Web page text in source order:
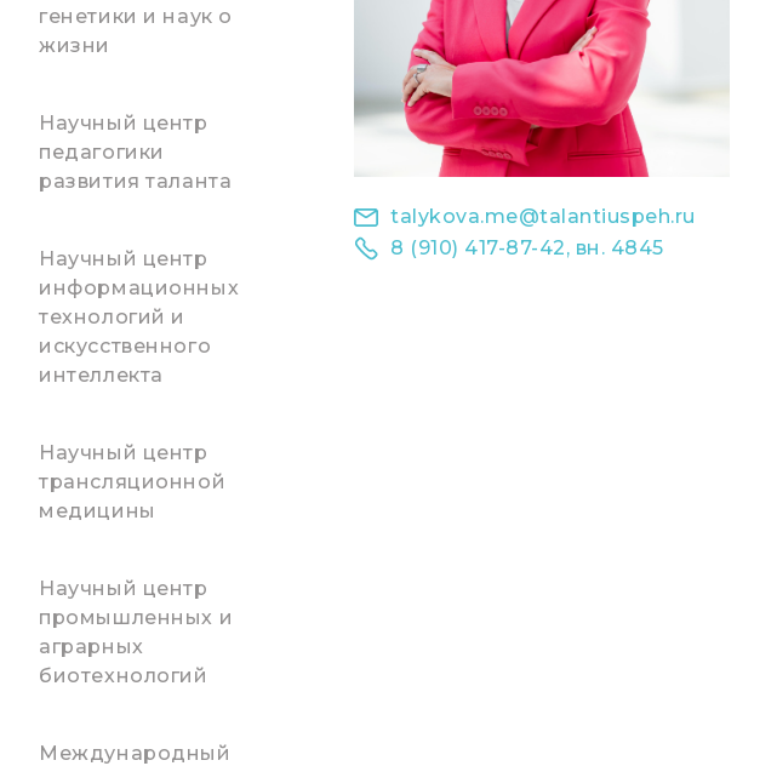
генетики и наук о
жизни
Научный центр
педагогики
развития таланта
Научный центр
информационных
технологий и
искусственного
интеллекта
Научный центр
трансляционной
медицины
Научный центр
промышленных и
аграрных
биотехнологий
Международный
talykova.me@talantiuspeh.ru
8 (910) 417-87-42, вн. 4845